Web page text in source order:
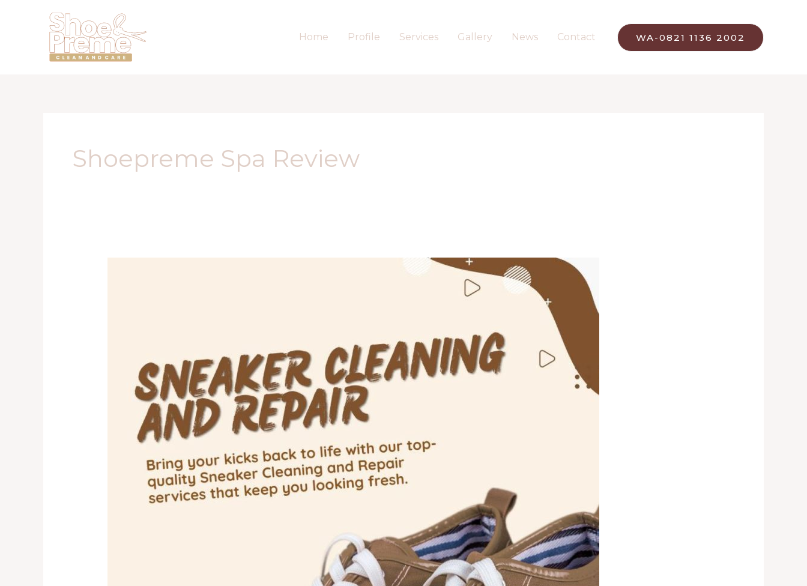
Home Profile Services Gallery News Contact WA-0821 1136 2002
Shoepreme Spa Review
Sepatu